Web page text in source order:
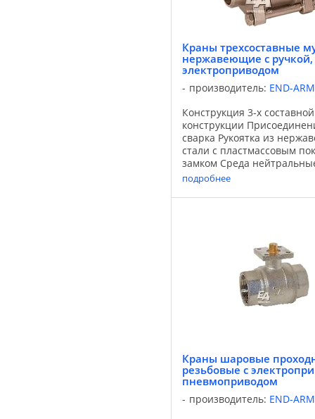
Краны трехсоставные
нержавеющие с
электроприводом
производитель: END-
Конструкция 3-х
конструкции
сварка Рукоятка из
стали с пластмассовым
замком Среда
жидкие среды, вязкие
Температура -30°С
Давление PN 64 Корпус ...
подробнее
Краны шаровые
резьбовые с
пневмоприводом
производитель: END-